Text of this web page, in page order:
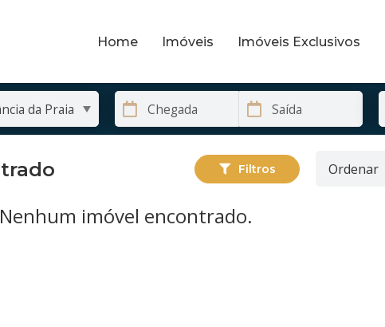
Home Imóveis Imóveis Exclusivos
Filtros
Nenhum imóvel encontrado.